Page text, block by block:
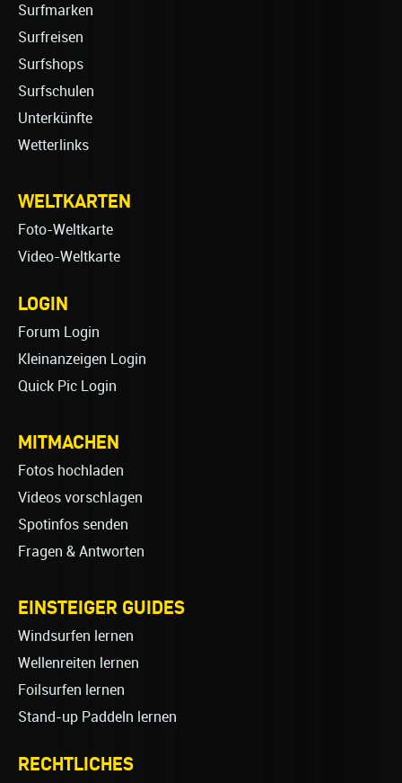
Surfmarken
Surfreisen
Surfshops
Surfschulen
Unterkünfte
Wetterlinks
WELTKARTEN
Foto-Weltkarte
Video-Weltkarte
LOGIN
Forum Login
Kleinanzeigen Login
Quick Pic Login
MITMACHEN
Fotos hochladen
Videos vorschlagen
Spotinfos senden
Fragen & Antworten
EINSTEIGER GUIDES
Windsurfen lernen
Wellenreiten lernen
Foilsurfen lernen
Stand-up Paddeln lernen
RECHTLICHES